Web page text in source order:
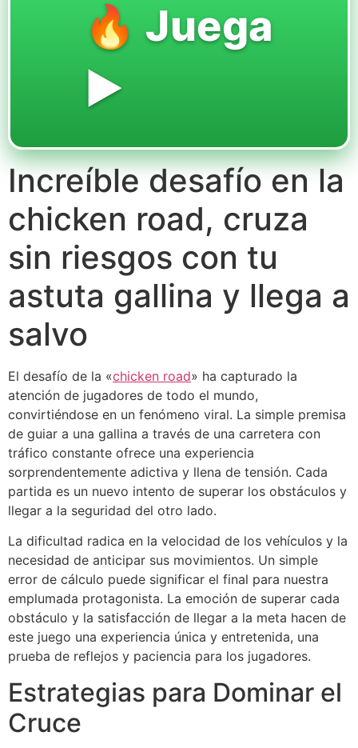
🔥 Juega
▶️
Increíble desafío en la
chicken road, cruza
sin riesgos con tu
astuta gallina y llega a
salvo
El desafío de la «chicken road» ha capturado la
atención de jugadores de todo el mundo,
convirtiéndose en un fenómeno viral. La simple premisa
de guiar a una gallina a través de una carretera con
tráfico constante ofrece una experiencia
sorprendentemente adictiva y llena de tensión. Cada
partida es un nuevo intento de superar los obstáculos y
llegar a la seguridad del otro lado.
La dificultad radica en la velocidad de los vehículos y la
necesidad de anticipar sus movimientos. Un simple
error de cálculo puede significar el final para nuestra
emplumada protagonista. La emoción de superar cada
obstáculo y la satisfacción de llegar a la meta hacen de
este juego una experiencia única y entretenida, una
prueba de reflejos y paciencia para los jugadores.
Estrategias para Dominar el
Cruce